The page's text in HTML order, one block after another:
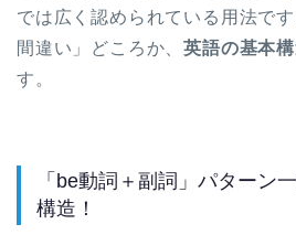
では広く認められている用法で
間違い」どころか、英語の基本
す。
「be動詞＋副詞」パターン
構造！